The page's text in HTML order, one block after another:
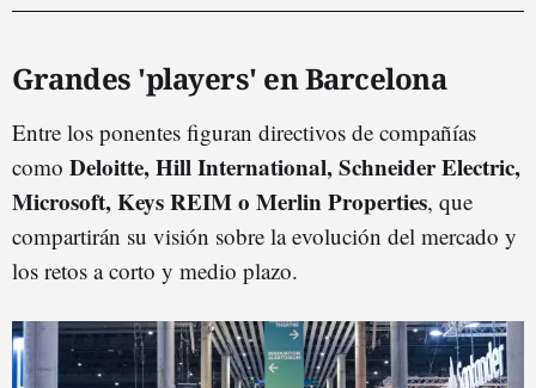
Grandes 'players' en Barcelona
Entre los ponentes figuran directivos de compañías
como Deloitte, Hill International, Schneider Electric,
Microsoft, Keys REIM o Merlin Properties, que
compartirán su visión sobre la evolución del mercado y
los retos a corto y medio plazo.